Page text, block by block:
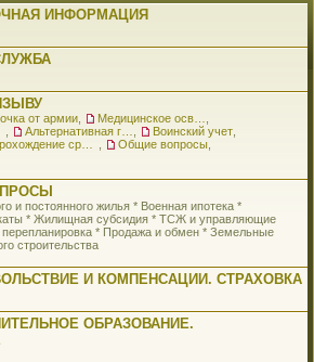
ИНФОРМАЦИЯ
от армии
Воинский учет
Общие вопросы
и постоянного жилья * Военная ипотека *
* Жилищная субсидия * ТСЖ и управляющие
* Продажа и обмен * Земельные
строительства
И КОМПЕНСАЦИИ. СТРАХОВКА
ОБРАЗОВАНИЕ.